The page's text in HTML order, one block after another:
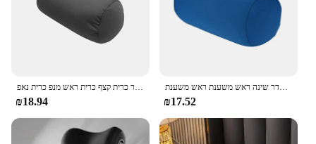
צבע טהור כרית קצף כרית ראש מנפ כרית נאפ
₪18.94
צבע מוצק ארוך צוואר עגול כרית רחיץ כרית לחדר שינה ראש משענת ראש משענת
₪17.52